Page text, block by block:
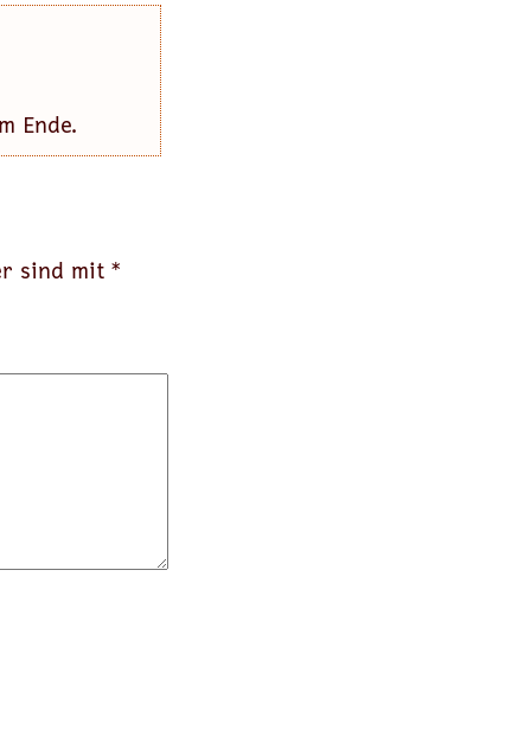
Ende.
sind mit *